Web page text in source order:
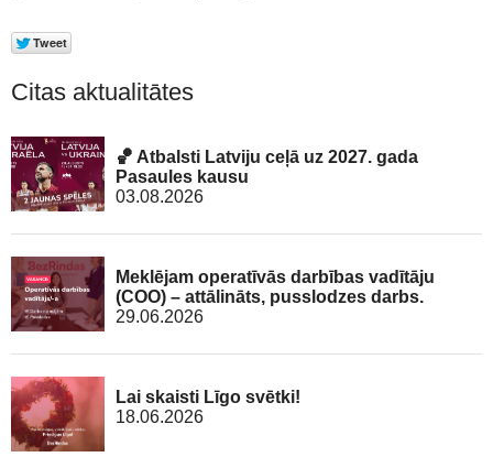
Citas aktualitātes
🏀 Atbalsti Latviju ceļā uz 2027. gada
Pasaules kausu
03.08.2026
Meklējam operatīvās darbības vadītāju
(COO) – attālināts, pusslodzes darbs.
29.06.2026
Lai skaisti Līgo svētki!
18.06.2026